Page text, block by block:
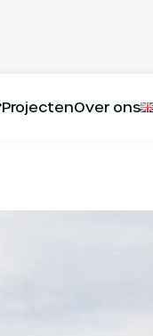
ProjectenOver ons